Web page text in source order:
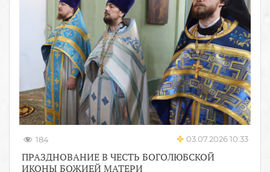
184 03.07.2026 10:33
ПРАЗДНОВАНИЕ В ЧЕСТЬ БОГОЛЮБСКОЙ
ИКОНЫ БОЖИЕЙ МАТЕРИ